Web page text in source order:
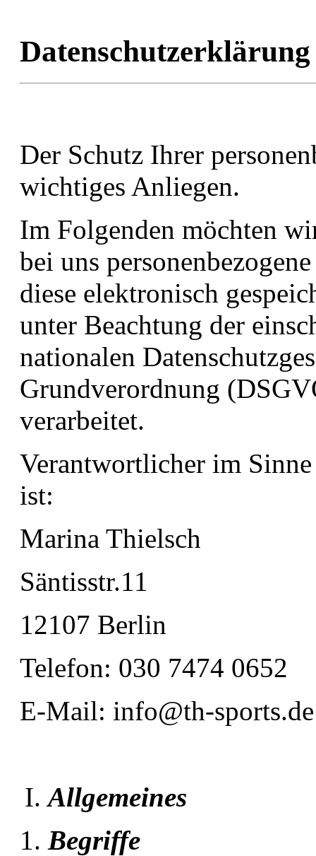
Datenschutzerklärung
Der Schutz Ihrer
wichtiges Anliegen.
Im Folgenden möchten
bei uns
diese elektronisch
unter Beachtung der
nationalen
Grundverordnung
verarbeitet.
Verantwortlicher im
ist:
Marina Thielsch
Säntisstr.11
12107 Berlin
Telefon: 030 7474 0652
E-Mail: info@th-sports.de
Allgemeines
Begriffe